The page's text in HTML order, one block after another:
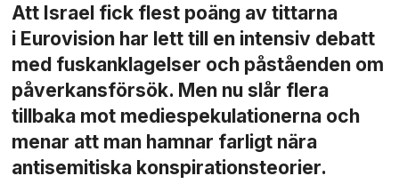
Att Israel fick flest poäng av tittarna
i Eurovision har lett till en intensiv debatt
med fuskanklagelser och påståenden om
påverkans­försök. Men nu slår flera
tillbaka mot medie­spekulationerna och
menar att man hamnar farligt nära
antisemitiska konspirationsteorier.